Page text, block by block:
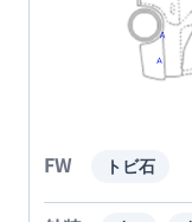
FW トビ石